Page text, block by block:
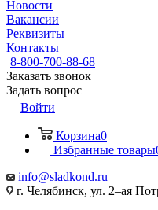
Новости
Вакансии
Реквизиты
Контакты
8-800-700-88-68
Заказать звонок
Задать вопрос
Войти
Корзина0
Избранные товары
info@sladkond.ru
г. Челябинск, ул. 2–ая